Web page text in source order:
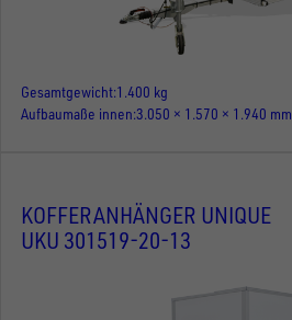
Gesamtgewicht 1.400 kg
Aufbaumaße innen 3.050 × 1.570 × 1.940 mm
KOFFERANHÄNGER UNIQUE
UKU 301519-20-13